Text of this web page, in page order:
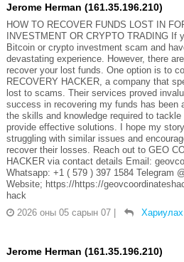
Jerome Herman (161.35.196.210)
HOW TO RECOVER FUNDS LOST IN
INVESTMENT OR CRYPTO TRADING If
Bitcoin or crypto investment scam and
devastating experience. However, there
recover your lost funds. One option is to
RECOVERY HACKER, a company that
lost to scams. Their services proved
success in recovering my funds has been
the skills and knowledge required to
provide effective solutions. I hope my
struggling with similar issues and
recover their losses. Reach out to GEO
HACKER via contact details Email:
Whatsapp: +1 ( 579 ) 397 1584 Telegram
Website; https://https://
hack
2026 оны 05 сарын 07
Хариулах
Jerome Herman (161.35.196.210)